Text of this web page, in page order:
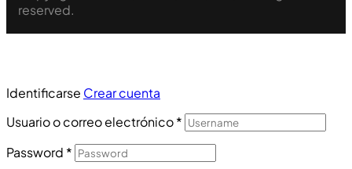
reserved.
Identificarse Crear cuenta
Usuario o correo electrónico*
Password *